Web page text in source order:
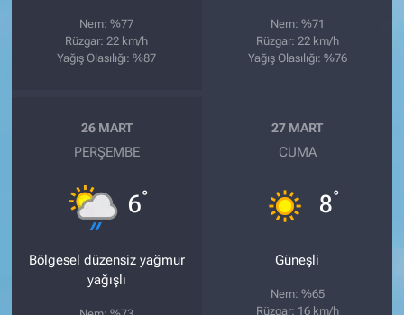
Nem: %77
Rüzgar: 22 km/h
Yağış Olasılığı: %87
Nem: %71
Rüzgar: 22 km/h
Yağış Olasılığı: %76
26 MART
PERŞEMBE
6°
Bölgesel düzensiz yağmur
yağışlı
27 MART
CUMA
8°
Güneşli
Nem: %65
Rüzgar: 16 km/h